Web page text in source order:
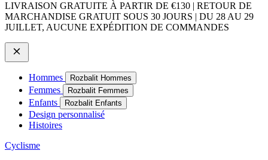
LIVRAISON GRATUITE À PARTIR DE €130 | RETOUR DE
MARCHANDISE GRATUIT SOUS 30 JOURS | DU 28 AU 29
JUILLET, AUCUNE EXPÉDITION DE COMMANDES
Hommes Rozbalit Hommes
Femmes Rozbalit Femmes
Enfants Rozbalit Enfants
Design personnalisé
Histoires
Cyclisme